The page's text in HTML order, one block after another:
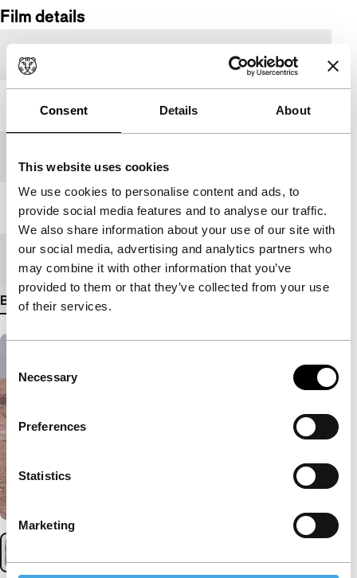
Consent Details About
This website uses cookies
We use cookies to personalise content and ads, to
provide social media features and to analyse our traffic.
We also share information about your use of our site with
our social media, advertising and analytics partners who
may combine it with other information that you’ve
provided to them or that they’ve collected from your use
of their services.
Selection
Necessary
Preferences
Statistics
Marketing
Film details
Productielanden Nederland
Jaar
Lengte 67'
Medium/FormaatDCP
Bekijk meer details